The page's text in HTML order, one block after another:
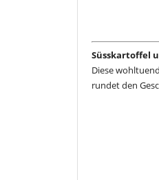
Süsskartoffel
Diese
rundet den